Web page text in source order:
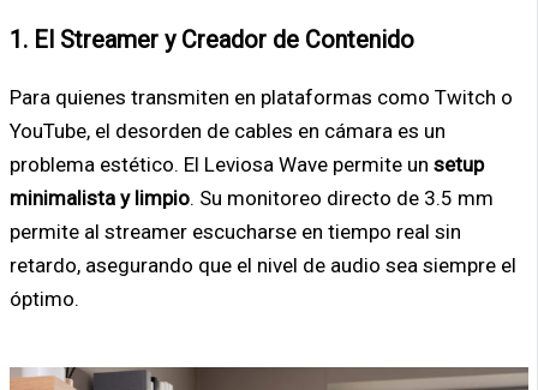
1. El Streamer y Creador de Contenido
Para quienes transmiten en plataformas como Twitch o
YouTube, el desorden de cables en cámara es un
problema estético. El Leviosa Wave permite un setup
minimalista y limpio. Su monitoreo directo de 3.5 mm
permite al streamer escucharse en tiempo real sin
retardo, asegurando que el nivel de audio sea siempre el
óptimo.